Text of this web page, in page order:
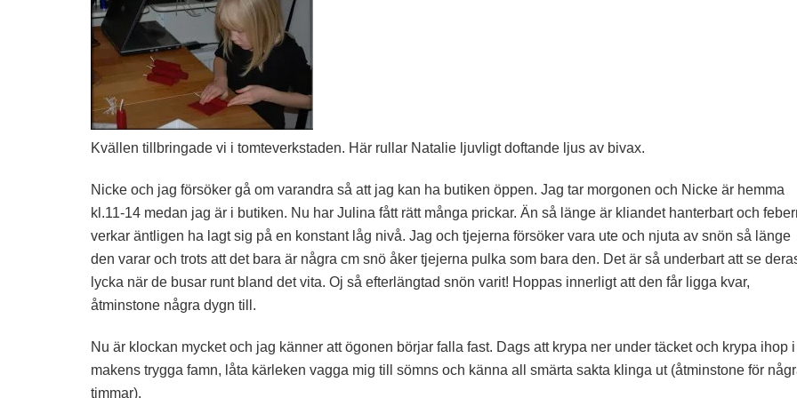
Kvällen tillbringade vi i tomteverkstaden. Här rullar Natalie ljuvligt doftande ljus av bivax.
Nicke och jag försöker gå om varandra så att jag kan ha butiken öppen. Jag tar morgonen och Nicke är hemma
kl.11-14 medan jag är i butiken. Nu har Julina fått rätt många prickar. Än så länge är kliandet hanterbart och
verkar äntligen ha lagt sig på en konstant låg nivå. Jag och tjejerna försöker vara ute och njuta av snön så länge
den varar och trots att det bara är några cm snö åker tjejerna pulka som bara den. Det är så underbart att se
lycka när de busar runt bland det vita. Oj så efterlängtad snön varit! Hoppas innerligt att den får ligga kvar,
åtminstone några dygn till.
Nu är klockan mycket och jag känner att ögonen börjar falla fast. Dags att krypa ner under täcket och krypa ihop i
makens trygga famn, låta kärleken vagga mig till sömns och känna all smärta sakta klinga ut (åtminstone för
timmar).